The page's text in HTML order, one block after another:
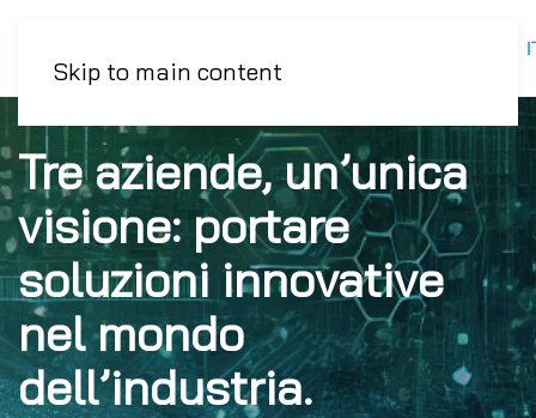
Skip to main content
Tre aziende, un’unica
visione: portare
soluzioni innovative
nel mondo
dell’industria.